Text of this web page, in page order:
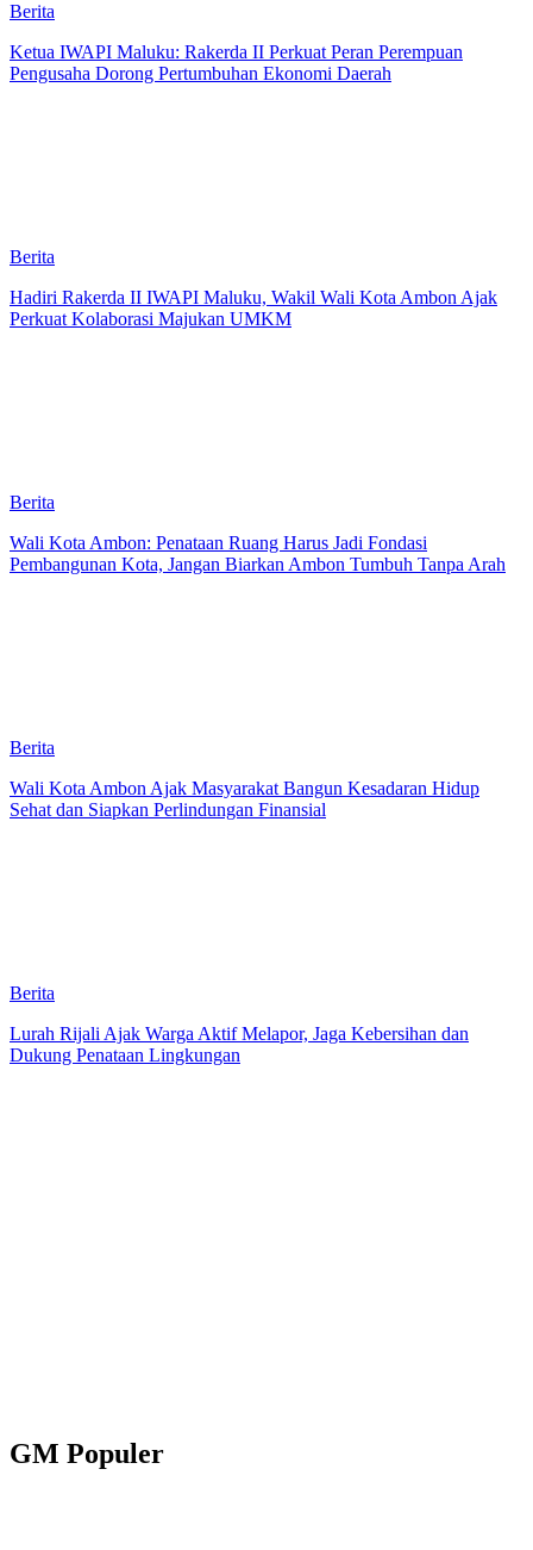
Berita
Ketua IWAPI Maluku: Rakerda II Perkuat Peran Perempuan
Pengusaha Dorong Pertumbuhan Ekonomi Daerah
Berita
Hadiri Rakerda II IWAPI Maluku, Wakil Wali Kota Ambon Ajak
Perkuat Kolaborasi Majukan UMKM
Berita
Wali Kota Ambon: Penataan Ruang Harus Jadi Fondasi
Pembangunan Kota, Jangan Biarkan Ambon Tumbuh Tanpa Arah
Berita
Wali Kota Ambon Ajak Masyarakat Bangun Kesadaran Hidup
Sehat dan Siapkan Perlindungan Finansial
Berita
Lurah Rijali Ajak Warga Aktif Melapor, Jaga Kebersihan dan
Dukung Penataan Lingkungan
GM Populer